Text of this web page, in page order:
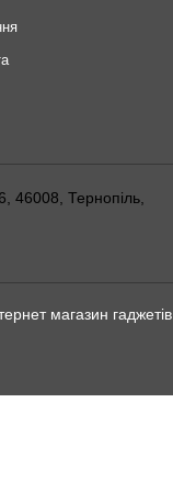
46008, Тернопіль,
магазин гаджетів